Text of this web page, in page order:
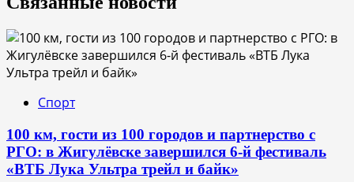
Спорт
100 км, гости из 100 городов и партнерство с
РГО: в Жигулёвске завершился 6-й фестиваль
«ВТБ Лука Ультра трейл и байк»